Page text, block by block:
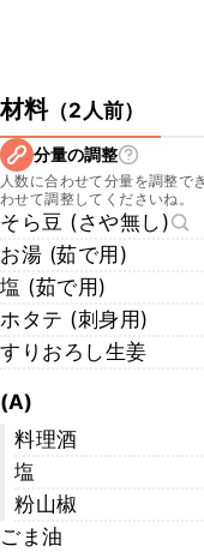
材料（2人前）
分量の調整
人数に合わせて分量を調整で
わせて調整してくださいね。
そら豆 (さや無し)
お湯 (茹で用)
塩 (茹で用)
ホタテ (刺身用)
すりおろし生姜
(A)
料理酒
塩
粉山椒
ごま油